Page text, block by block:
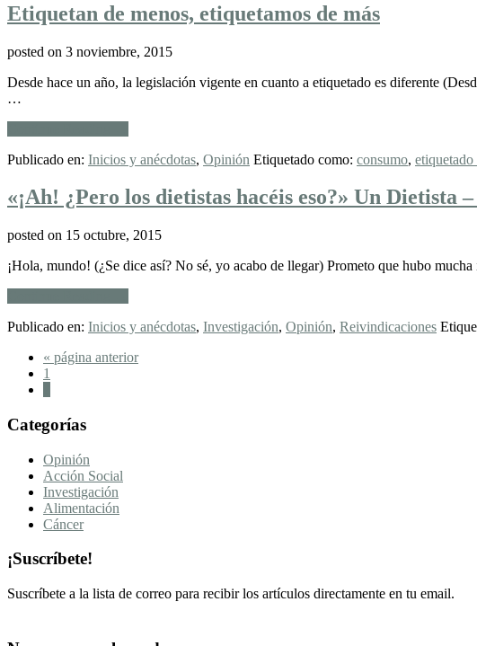
defectos
y
críticas
Etiquetan de menos, etiquetamos de más
posted on 3 noviembre, 2015
Desde hace un año, la legislación vigente en cuanto a etiquetado es diferente
…
Etiquetan
menos,
etiquetamos
más
Publicado en: Inicios y anécdotas, Opinión Etiquetado como: consumo,
«¡Ah! ¿Pero los dietistas hacéis eso?» Un Dietista
posted on 15 octubre, 2015
¡Hola, mundo! (¿Se dice así? No sé, yo acabo de llegar) Prometo que hubo
«¡Ah!
los
Nutricionista
que
no
Publicado en: Inicios y anécdotas, Investigación, Opinión, Reivindicaciones
« Ir
página anterior
Página
1
Footer
CTA
Categorías
Opinión
Acción Social
Investigación
Alimentación
Cáncer
¡Suscríbete!
Suscríbete a la lista de correo para recibir los artículos directamente en tu email.